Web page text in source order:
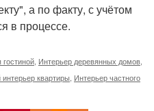
а по факту, с учётом
в процессе.
Интерьер деревянных домов
квартиры Интерьер частного